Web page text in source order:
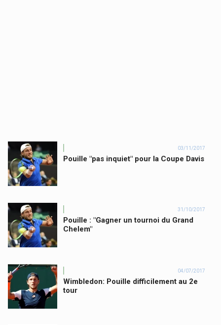
03/11/2017
Pouille "pas inquiet" pour la Coupe Davis
31/10/2017
Pouille : "Gagner un tournoi du Grand
Chelem"
04/07/2017
Wimbledon: Pouille difficilement au 2e
tour